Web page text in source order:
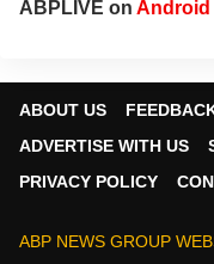
ABPLIVE on Android
ABOUT US
ADVERTISE WITH US
PRIVACY POLICY
ABP NEWS GROUP